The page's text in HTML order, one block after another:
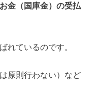
金（国庫金）の受払
れているのです。
原則行わない）など